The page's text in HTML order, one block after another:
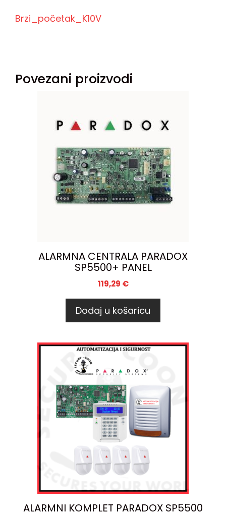
Brzi_početak_K10V
Povezani proizvodi
ALARMNA CENTRALA PARADOX
SP5500+ PANEL
119,29 €
Dodaj u košaricu
ALARMNI KOMPLET PARADOX SP5500